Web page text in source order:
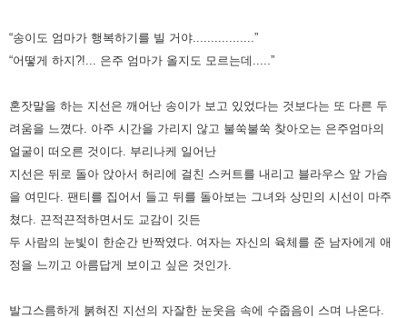
“송이도 엄마가 행복하기를 빌 거야.................”
“어떻게 하지?!... 은주 엄마가 올지도 모르는데.....”
혼잣말을 하는 지선은 깨어난 송이가 보고 있었다는 것보다는 또 다른 두
려움을 느꼈다. 아주 시간을 가리지 않고 불쑥불쑥 찾아오는 은주엄마의
얼굴이 떠오른 것이다. 부리나케 일어난
지선은 뒤로 돌아 앉아서 허리에 걸친 스커트를 내리고 블라우스 앞 가슴
을 여민다. 팬티를 집어서 들고 뒤를 돌아보는 그녀와 상민의 시선이 마주
쳤다. 끈적끈적하면서도 교감이 깃든
두 사람의 눈빛이 한순간 반짝였다. 여자는 자신의 육체를 준 남자에게 애
정을 느끼고 아름답게 보이고 싶은 것인가.
발그스름하게 붉혀진 지선의 자잘한 눈웃음 속에 수줍음이 스며 나온다.